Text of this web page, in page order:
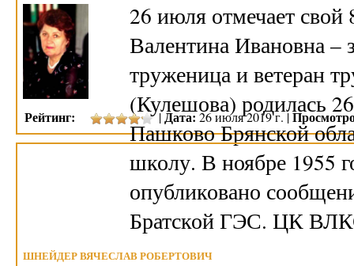
26 июля отмечает
Валентина Ивановна –
труженица и ветеран
(Кулешова) родилась
Пашково Брянской
школу. В ноябре 1955
опубликовано
Братской ГЭС. ЦК
Рейтинг: |Дата:26 июля 2019 г. |
ШНЕЙДЕР ВЯЧЕСЛАВ РОБЕРТОВИЧ